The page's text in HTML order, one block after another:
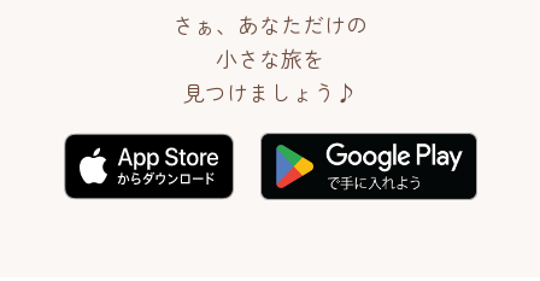
さぁ、あなただけの
小さな旅を
見つけましょう♪